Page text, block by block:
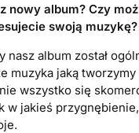
nowy album? Czy
swoją muzykę?
nasz album został
muzyka jaką
wszystko się
w jakieś